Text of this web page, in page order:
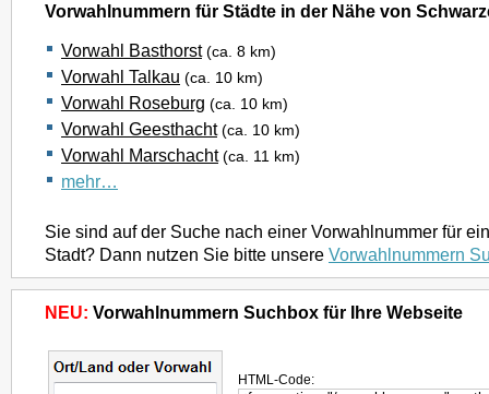
Vorwahlnummern für Städte in der Nähe von
Vorwahl Basthorst (ca. 8 km)
Vorwahl Talkau (ca. 10 km)
Vorwahl Roseburg (ca. 10 km)
Vorwahl Geesthacht (ca. 10 km)
Vorwahl Marschacht (ca. 11 km)
mehr…
Sie sind auf der Suche nach einer Vorwahlnummer für
Stadt? Dann nutzen Sie bitte unsere Vorwahlnummern
NEU: Vorwahlnummern Suchbox für Ihre Webseite
HTML-Code: